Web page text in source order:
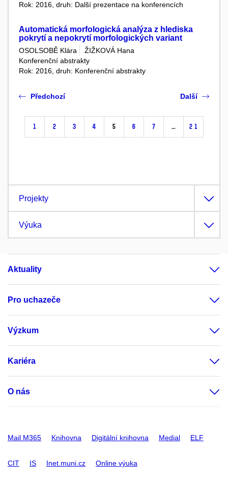
Rok: 2016, druh: Další prezentace na konferencích
Automatická morfologická analýza z hlediska
pokrytí a nepokrytí morfologických variant
OSOLSOBĚ Klára
ŽIŽKOVÁ Hana
Konferenční abstrakty
Rok: 2016, druh: Konferenční abstrakty
Předchozí
1 2 3 4 5 6 7 … 21
Další
Projekty
Výuka
Aktuality
Pro uchazeče
Výzkum
Kariéra
O nás
Mail M365 Knihovna Digitální knihovna Medial ELF
CIT IS Inet.muni.cz Online výuka